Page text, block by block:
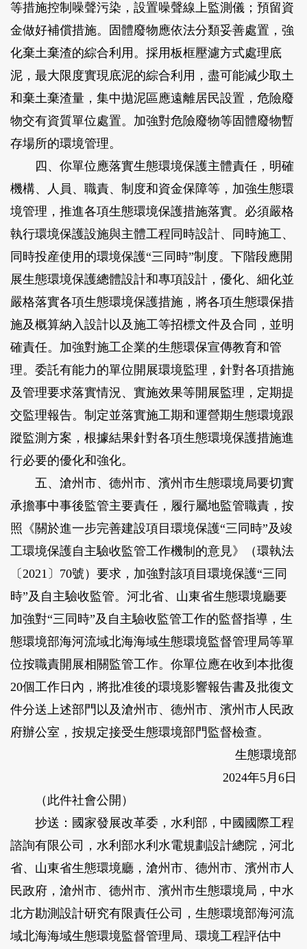
等措施控制噪聲污染，設置噪聲線上監測儀；預留資
金做好補償措施。固體廢物應依法分類妥善處置，強
化棄土棄渣的綜合利用。採用板框壓濾方式處理底
泥，最大限度實現底泥的綜合利用，盡可能減少取土
和棄土棄渣量，集中拋泥區應遠離居民設置，危險廢
物交有資質單位處置。加強對危險廢物等固體廢物暫
存場所的環境管理。
四、你單位應落實生態環境保護主體責任，明確
機構、人員、職責、制度和資金保障等，加強生態環
境管理，推進各項生態環境保護措施落實。必須嚴格
執行環境保護設施與主體工程同時設計、同時施工、
同時投産使用的環境保護“三同時”制度。下階段應開
展生態環境保護總體設計和專項設計，優化、細化並
嚴格落實各項生態環境保護措施，將各項生態環保措
施及概算納入設計以及施工等招標文件及合同，並明
確責任。加強對施工企業的生態環保宣傳教育和管
理。委託有能力的單位開展環境監理，針對各項措施
及管理要求落實情況、實施效果等開展監理，定期提
交監理報告。制定並落實施工期和運營期生態環境跟
蹤監測方案，根據結果針對各項生態環境保護措施進
行必要的優化和強化。
五、滄州市、德州市、濱州市生態環境局要切實
承擔事中事後監管主要責任，履行屬地監管職責，按
照《關於進一步完善建設項目環境保護“三同時”及竣
工環境保護自主驗收監管工作機制的意見》（環執法
〔2021〕70號）要求，加強對該項目環境保護“三同
時”及自主驗收監管。河北省、山東省生態環境廳要
加強對“三同時”及自主驗收監管工作的監督指導，生
態環境部海河流域北海海域生態環境監督管理局等單
位按職責開展相關監管工作。你單位應在收到本批復
20個工作日內，將批准後的環境影響報告書及批復文
件分送上述部門以及滄州市、德州市、濱州市人民政
府辦公室，按規定接受生態環境部門監督檢查。
生態環境部
2024年5月6日
（此件社會公開）
抄送：國家發展改革委，水利部，中國國際工程
諮詢有限公司，水利部水利水電規劃設計總院，河北
省、山東省生態環境廳，滄州市、德州市、濱州市人
民政府，滄州市、德州市、濱州市生態環境局，中水
北方勘測設計研究有限責任公司，生態環境部海河流
域北海海域生態環境監督管理局、環境工程評估中